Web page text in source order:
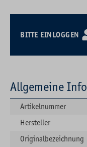
BITTE EINLOGGEN
Allgemeine
Artikelnummer
Hersteller
Originalbezeichnung